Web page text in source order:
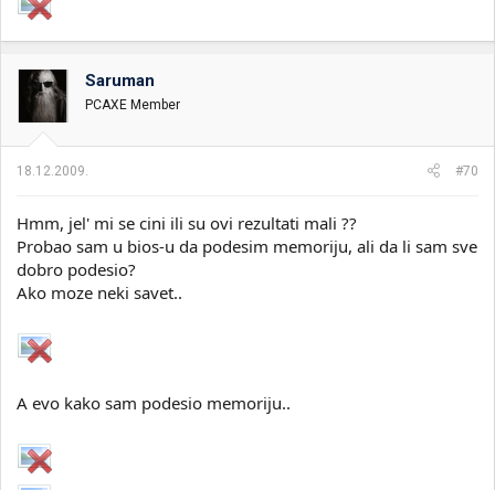
Saruman
PCAXE Member
18.12.2009. #70
Hmm, jel' mi se cini ili su ovi rezultati mali ??
Probao sam u bios-u da podesim memoriju, ali da li sam sve
dobro podesio?
Ako moze neki savet..
A evo kako sam podesio memoriju..